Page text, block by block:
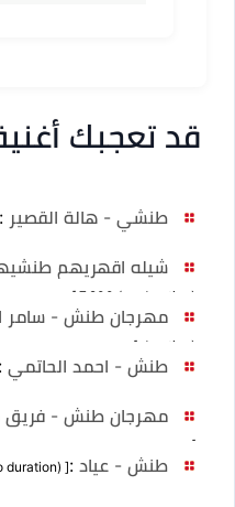
قد تعجبك
طنشي - هالة القصير :
شيله اقهريهم
7,200 (no duration) ]
مهرجان طنش - سامر
duration) ]
طنش - احمد الحاتمي :
مهرجان طنش - فريق
]
طنش - عياد :
[ MB 6,247 (no duration) ]